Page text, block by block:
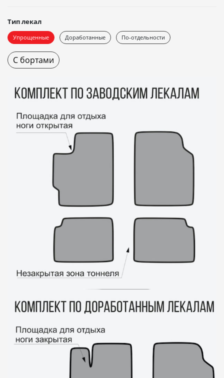
Тип лекал
Упрощенные Доработанные По-отдельности
С бортами